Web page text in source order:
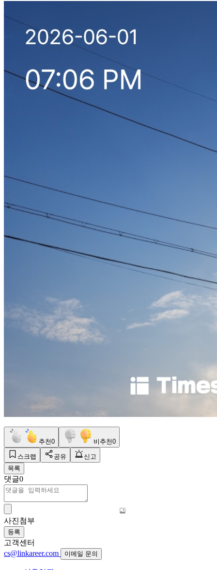
추천0 비추천0
스크랩 공유
신고
목록
댓글0
사진첨부
등록
고객센터
cs@linkareer.com
이메일 문의